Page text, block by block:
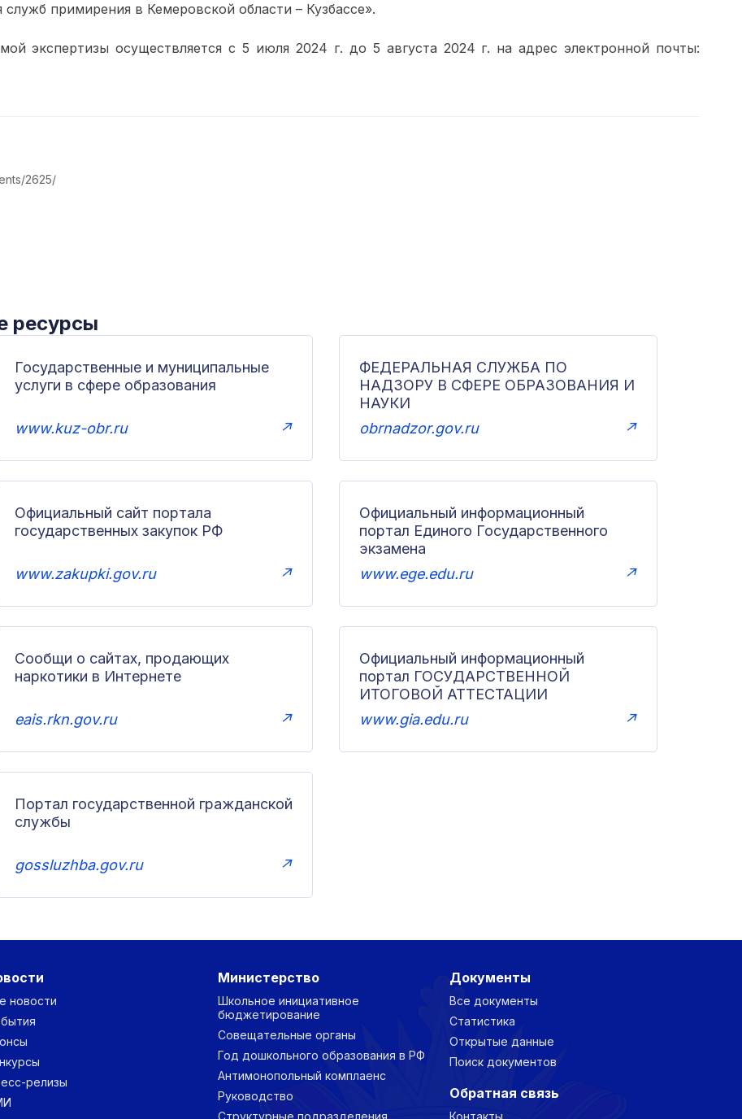
примирения в Кемеровской области – Кузбассе».
экспертизы осуществляется с 5 июля 2024 г. до 5 августа 2024 г. на адрес электронной почты:
2625/
ресурсы
Государственные и муниципальные
услуги в сфере образования
www.kuz-obr.ru ↗
ФЕДЕРАЛЬНАЯ СЛУЖБА ПО
НАДЗОРУ В СФЕРЕ ОБРАЗОВАНИЯ И
НАУКИ
obrnadzor.gov.ru
↗
Официальный сайт портала
государственных закупок РФ
www.zakupki.gov.ru ↗
Официальный информационный
портал Единого Государственного
экзамена
www.ege.edu.ru
↗
Сообщи о сайтах, продающих
наркотики в Интернете
eais.rkn.gov.ru ↗
Официальный информационный
портал ГОСУДАРСТВЕННОЙ
ИТОГОВОЙ АТТЕСТАЦИИ
www.gia.edu.ru
↗
Портал государственной гражданской
службы
gossluzhba.gov.ru ↗
новости
релизы
Министерство
Школьное инициативное
бюджетирование
Совещательные органы
Год дошкольного образования в РФ
Антимонопольный комплаенс
Руководство
Структурные подразделения
Документы
Все документы
Статистика
Открытые данные
Поиск документов
Обратная связь
Контакты